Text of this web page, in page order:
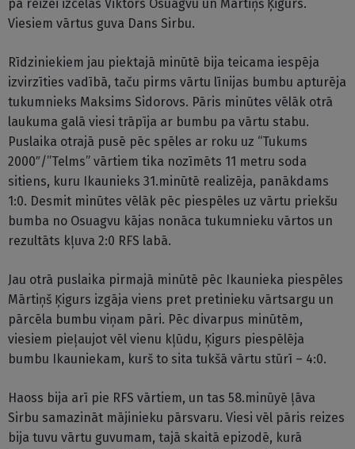
pa reizei izcēlās Viktors Osuagvu un Mārtiņš Ķigurs.
Viesiem vārtus guva Dans Sirbu.
Rīdziniekiem jau piektajā minūtē bija teicama iespēja
izvirzīties vadībā, taču pirms vārtu līnijas bumbu apturēja
tukumnieks Maksims Sidorovs. Pāris minūtes vēlāk otrā
laukuma galā viesi trāpīja ar bumbu pa vārtu stabu.
Puslaika otrajā pusē pēc spēles ar roku uz “Tukums
2000″/”Telms” vārtiem tika nozīmēts 11 metru soda
sitiens, kuru Ikaunieks 31.minūtē realizēja, panākdams
1:0. Desmit minūtes vēlāk pēc piespēles uz vārtu priekšu
bumba no Osuagvu kājas nonāca tukumnieku vārtos un
rezultāts kļuva 2:0 RFS labā.
Jau otrā puslaika pirmajā minūtē pēc Ikaunieka piespēles
Mārtiņš Ķigurs izgāja viens pret pretinieku vārtsargu un
pārcēla bumbu viņam pāri. Pēc divarpus minūtēm,
viesiem pieļaujot vēl vienu kļūdu, Ķigurs piespēlēja
bumbu Ikauniekam, kurš to sita tukšā vārtu stūrī – 4:0.
Haoss bija arī pie RFS vārtiem, un tas 58.minūyē ļāva
Sirbu samazināt mājinieku pārsvaru. Viesi vēl pāris reizes
bija tuvu vārtu guvumam, tajā skaitā epizodē, kurā